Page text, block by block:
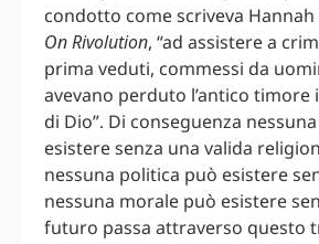
condotto come scriveva
On Rivolution, “ad assistere a
prima veduti, commessi da
avevano perduto l’antico timore
di Dio”. Di conseguenza
esistere senza una valida
nessuna politica può esistere
nessuna morale può esistere
futuro passa attraverso questo